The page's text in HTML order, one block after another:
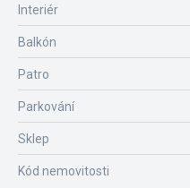
Interiér
Balkón
Patro
Parkování
Sklep
Kód nemovitosti